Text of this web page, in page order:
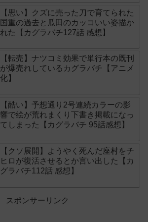
【思い】クズに売った刀で育てられた
国重の過去と瓜田のカッコいい姿描か
れた【カグラバチ127話 感想】
【転売】ナツコミ効果で単行本の既刊
が爆売れしているカグラバチ【アニメ
化】
【酷い】予想通り2号連続カラーの影
響で絵が荒れまくり下書き掲載になっ
てしまった【カグラバチ 95話感想】
【クソ展開】ようやく死んだ座村をチ
ヒロが復活させるとか言い出した【カ
グラバチ112話 感想】
スポンサーリンク